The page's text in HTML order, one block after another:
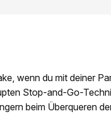
wenn du mit deiner
Stop-and-Go-
beim Überqueren